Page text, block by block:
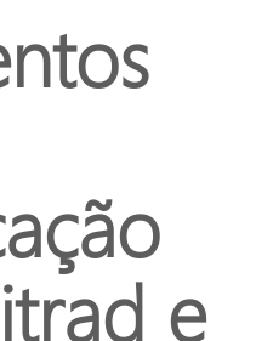
e